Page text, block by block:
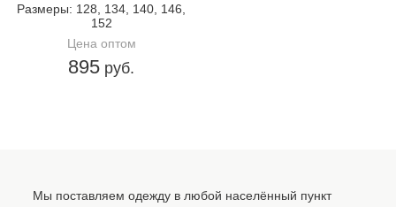
Размеры: 128, 134, 140, 146,
152
Цена оптом
895 руб.
Мы поставляем одежду в любой населённый пункт